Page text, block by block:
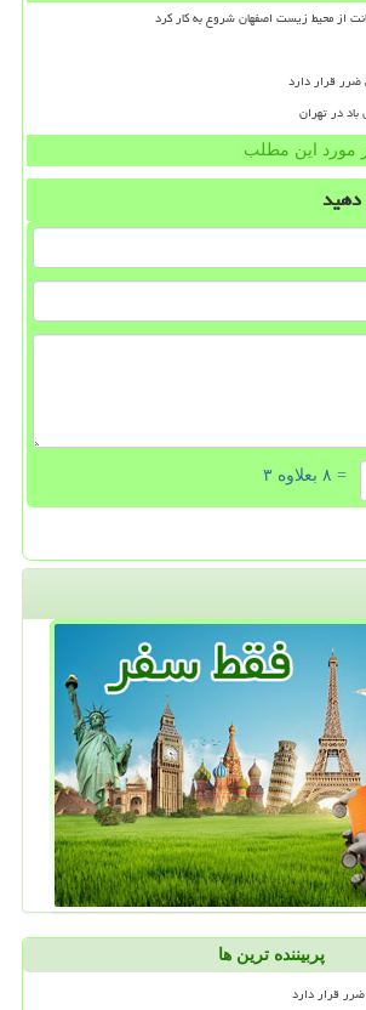
از محیط زیست اصفهان شروع به کار کرد
قرار دارد
در تهران
مورد این مطلب
دهید
= ۸ بعلاوه ۳
پربیننده ترین ها
قرار دارد